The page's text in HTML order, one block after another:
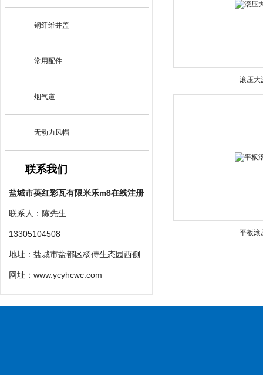
钢纤维井盖
常用配件
烟气道
无动力风帽
联系我们
盐城市英红彩瓦有限米乐m8在线注册
联系人：陈先生
13305104508
地址：盐城市盐都区杨侍生态园西侧
网址： www.ycyhcwc.com
滚压大
平板滚